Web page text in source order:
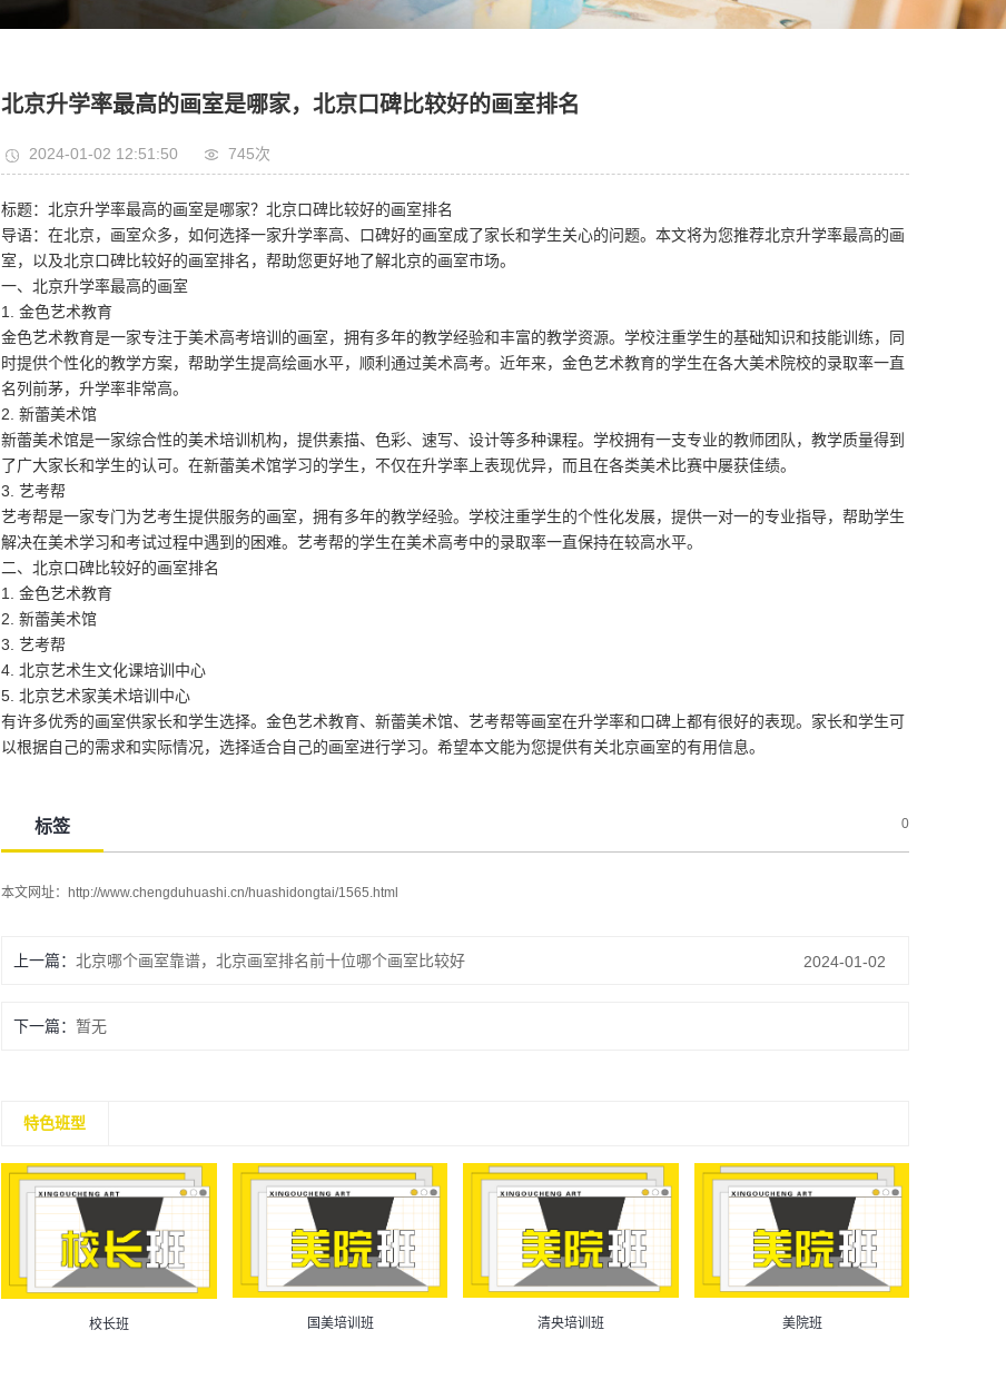
北京升学率最高的画室是哪家，北京口碑比较好的画室排名
2024-01-02 12:51:50 745次
标题：北京升学率最高的画室是哪家？北京口碑比较好的画室排名
导语：在北京，画室众多，如何选择一家升学率高、口碑好的画室成了家长和学生关心的问题。本文将为您推荐北京升学率最高的画
室，以及北京口碑比较好的画室排名，帮助您更好地了解北京的画室市场。
一、北京升学率最高的画室
1. 金色艺术教育
金色艺术教育是一家专注于美术高考培训的画室，拥有多年的教学经验和丰富的教学资源。学校注重学生的基础知识和技能训练，同
时提供个性化的教学方案，帮助学生提高绘画水平，顺利通过美术高考。近年来，金色艺术教育的学生在各大美术院校的录取率一直
名列前茅，升学率非常高。
2. 新蕾美术馆
新蕾美术馆是一家综合性的美术培训机构，提供素描、色彩、速写、设计等多种课程。学校拥有一支专业的教师团队，教学质量得到
了广大家长和学生的认可。在新蕾美术馆学习的学生，不仅在升学率上表现优异，而且在各类美术比赛中屡获佳绩。
3. 艺考帮
艺考帮是一家专门为艺考生提供服务的画室，拥有多年的教学经验。学校注重学生的个性化发展，提供一对一的专业指导，帮助学生
解决在美术学习和考试过程中遇到的困难。艺考帮的学生在美术高考中的录取率一直保持在较高水平。
二、北京口碑比较好的画室排名
1. 金色艺术教育
2. 新蕾美术馆
3. 艺考帮
4. 北京艺术生文化课培训中心
5. 北京艺术家美术培训中心
有许多优秀的画室供家长和学生选择。金色艺术教育、新蕾美术馆、艺考帮等画室在升学率和口碑上都有很好的表现。家长和学生可
以根据自己的需求和实际情况，选择适合自己的画室进行学习。希望本文能为您提供有关北京画室的有用信息。
标签 0
本文网址： http://www.chengduhuashi.cn/huashidongtai/1565.html
上一篇： 北京哪个画室靠谱，北京画室排名前十位哪个画室比较好 2024-01-02
下一篇： 暂无
特色班型
校长班 国美培训班 清央培训班 美院班